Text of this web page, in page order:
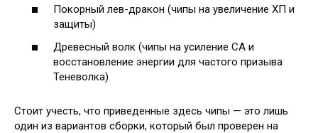
Покорный лев-дракон (чипы на увеличение ХП и
защиты)
Древесный волк (чипы на усиление СА и
восстановление энергии для частого призыва
Теневолка)
Стоит учесть, что приведенные здесь чипы — это лишь
один из вариантов сборки, который был проверен на